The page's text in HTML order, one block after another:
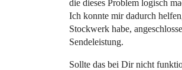
die dieses Problem logisch
Ich konnte mir dadurch
Stockwerk habe,
Sendeleistung.
Sollte das bei Dir nicht